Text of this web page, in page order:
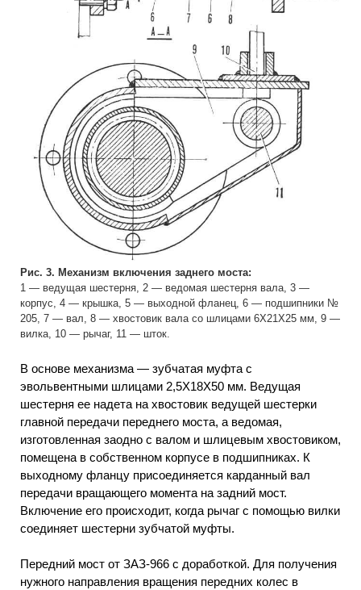
Рис. 3. Механизм включения заднего моста:
1 — ведущая шестерня, 2 — ведомая шестерня вала, 3 —
корпус, 4 — крышка, 5 — выходной фланец, 6 — подшипники №
205, 7 — вал, 8 — хвостовик вала со шлицами 6X21X25 мм, 9 —
вилка, 10 — рычаг, 11 — шток.
В основе механизма — зубчатая муфта с
эвольвентными шлицами 2,5X18X50 мм. Ведущая
шестерня ее надета на хвостовик ведущей шестерки
главной передачи переднего моста, а ведомая,
изготовленная заодно с валом и шлицевым хвостовиком,
помещена в собственном корпусе в подшипниках. К
выходному фланцу присоединяется карданный вал
передачи вращающего момента на задний мост.
Включение его происходит, когда рычаг с помощью вилки
соединяет шестерни зубчатой муфты.
Передний мост от ЗАЗ-966 с доработкой. Для получения
нужного направления вращения передних колес в